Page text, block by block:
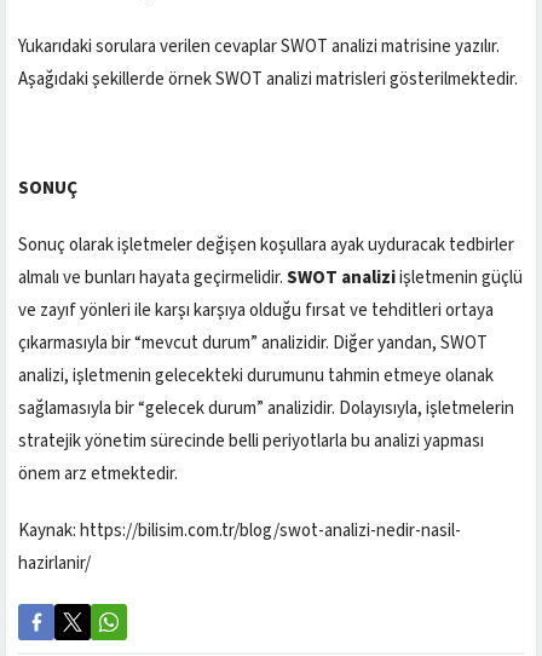
Yukarıdaki sorulara verilen cevaplar SWOT analizi matrisine yazılır.
Aşağıdaki şekillerde örnek SWOT analizi matrisleri gösterilmektedir.
SONUÇ
Sonuç olarak işletmeler değişen koşullara ayak uyduracak tedbirler
almalı ve bunları hayata geçirmelidir.SWOT analiziişletmenin güçlü
ve zayıf yönleri ile karşı karşıya olduğu fırsat ve tehditleri ortaya
çıkarmasıyla bir “mevcut durum” analizidir. Diğer yandan, SWOT
analizi, işletmenin gelecekteki durumunu tahmin etmeye olanak
sağlamasıyla bir “gelecek durum” analizidir. Dolayısıyla, işletmelerin
stratejik yönetim sürecinde belli periyotlarla bu analizi yapması
önem arz etmektedir.
Kaynak: https://bilisim.com.tr/blog/swot-analizi-nedir-nasil-
hazirlanir/